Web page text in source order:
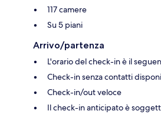
117 camere
Su 5 piani
Arrivo/partenza
L'orario del check-in è il
Check-in senza contatti
Check-in/out veloce
Il check-in anticipato è